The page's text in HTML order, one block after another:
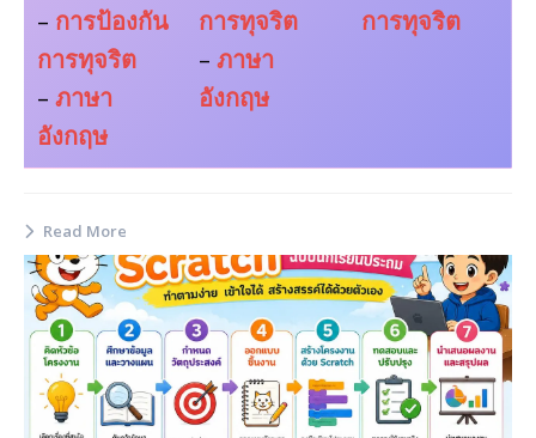
– การป้องกัน
การทุจริต
– ภาษา
อังกฤษ
การทุจริต
– ภาษา
อังกฤษ
การทุจริต
Read More